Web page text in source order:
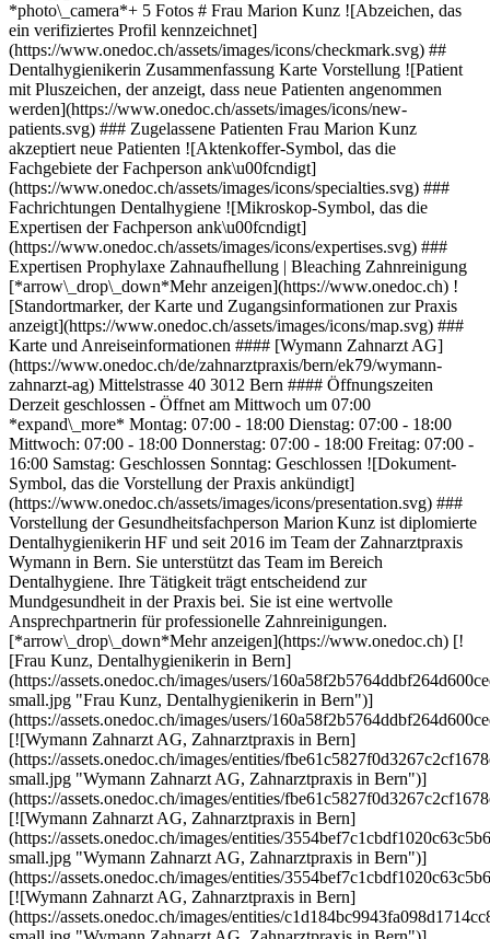
*photo\_camera*+ 5 Fotos # Frau Marion Kunz ![Abzeichen, das
ein verifiziertes Profil kennzeichnet]
(https://www.onedoc.ch/assets/images/icons/checkmark.svg) ##
Dentalhygienikerin Zusammenfassung Karte Vorstellung ![Patient
mit Pluszeichen, der anzeigt, dass neue Patienten angenommen
werden](https://www.onedoc.ch/assets/images/icons/new-
patients.svg) ### Zugelassene Patienten Frau Marion Kunz
akzeptiert neue Patienten ![Aktenkoffer-Symbol, das die
Fachgebiete der Fachperson ank\u00fcndigt]
(https://www.onedoc.ch/assets/images/icons/specialties.svg) ###
Fachrichtungen Dentalhygiene ![Mikroskop-Symbol, das die
Expertisen der Fachperson ank\u00fcndigt]
(https://www.onedoc.ch/assets/images/icons/expertises.svg) ###
Expertisen Prophylaxe Zahnaufhellung | Bleaching Zahnreinigung
[*arrow\_drop\_down*Mehr anzeigen](https://www.onedoc.ch) !
[Standortmarker, der Karte und Zugangsinformationen zur Praxis
anzeigt](https://www.onedoc.ch/assets/images/icons/map.svg) ###
Karte und Anreiseinformationen #### [Wymann Zahnarzt AG]
(https://www.onedoc.ch/de/zahnarztpraxis/bern/ek79/wymann-
zahnarzt-ag) Mittelstrasse 40 3012 Bern #### Öffnungszeiten
Derzeit geschlossen - Öffnet am Mittwoch um 07:00
*expand\_more* Montag: 07:00 - 18:00 Dienstag: 07:00 - 18:00
Mittwoch: 07:00 - 18:00 Donnerstag: 07:00 - 18:00 Freitag: 07:00 -
16:00 Samstag: Geschlossen Sonntag: Geschlossen ![Dokument-
Symbol, das die Vorstellung der Praxis ankündigt]
(https://www.onedoc.ch/assets/images/icons/presentation.svg) ###
Vorstellung der Gesundheitsfachperson Marion Kunz ist diplomierte
Dentalhygienikerin HF und seit 2016 im Team der Zahnarztpraxis
Wymann in Bern. Sie unterstützt das Team im Bereich
Dentalhygiene. Ihre Tätigkeit trägt entscheidend zur
Mundgesundheit in der Praxis bei. Sie ist eine wertvolle
Ansprechpartnerin für professionelle Zahnreinigungen.
[*arrow\_drop\_down*Mehr anzeigen](https://www.onedoc.ch) [!
[Frau Kunz, Dentalhygienikerin in Bern]
(https://assets.onedoc.ch/images/users/
small.jpg "Frau Kunz, Dentalhygienikerin in Bern")]
(https://assets.onedoc.ch/images/users/
[![Wymann Zahnarzt AG, Zahnarztpraxis in Bern]
(https://assets.onedoc.ch/images/entities/
small.jpg "Wymann Zahnarzt AG, Zahnarztpraxis in Bern")]
(https://assets.onedoc.ch/images/entities/
[![Wymann Zahnarzt AG, Zahnarztpraxis in Bern]
(https://assets.onedoc.ch/images/entities/
small.jpg "Wymann Zahnarzt AG, Zahnarztpraxis in Bern")]
(https://assets.onedoc.ch/images/entities/
[![Wymann Zahnarzt AG, Zahnarztpraxis in Bern]
(https://assets.onedoc.ch/images/entities/